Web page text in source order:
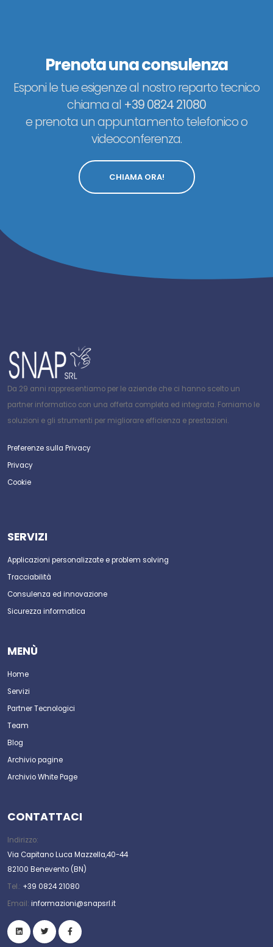
Prenota una consulenza
Esponi le tue esigenze al nostro reparto tecnico
chiama al +39 0824 21080
e prenota un appuntamento telefonico o
videoconferenza.
CHIAMA ORA!
Da 29 anni rappresentiamo per le aziende che ci hanno scelto un
partner informatico con una offerta completa ed integrata. Forniamo le
soluzioni e gli strumenti per migliorare efficienza e prestazioni.
Preferenze sulla Privacy
Privacy
Cookie
SERVIZI
Applicazioni personalizzate e problem solving
Tracciabilità
Consulenza ed innovazione
Sicurezza informatica
MENÙ
Home
Servizi
Partner Tecnologici
Team
Blog
Archivio pagine
Archivio White Page
CONTATTACI
Indirizzo:
Via Capitano Luca Mazzella,40-44
82100 Benevento (BN)
Tel.: +39 0824 21080
Email: informazioni@snapsrl.it